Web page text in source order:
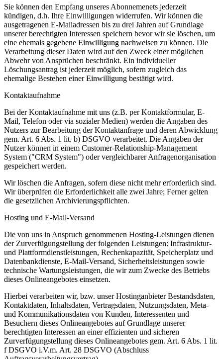
Sie können den Empfang unseres Abonnemenets jederzeit
kündigen, d.h. Ihre Einwilligungen widerrufen. Wir können die
ausgetragenen E-Mailadressen bis zu drei Jahren auf Grundlage
unserer berechtigten Interessen speichern bevor wir sie löschen, um
eine ehemals gegebene Einwilligung nachweisen zu können. Die
Verarbeitung dieser Daten wird auf den Zweck einer möglichen
Abwehr von Ansprüchen beschränkt. Ein individueller
Löschungsantrag ist jederzeit möglich, sofern zugleich das
ehemalige Bestehen einer Einwilligung bestätigt wird.
Kontaktaufnahme
Bei der Kontaktaufnahme mit uns (z.B. per Kontaktformular, E-
Mail, Telefon oder via sozialer Medien) werden die Angaben des
Nutzers zur Bearbeitung der Kontaktanfrage und deren Abwicklung
gem. Art. 6 Abs. 1 lit. b) DSGVO verarbeitet. Die Angaben der
Nutzer können in einem Customer-Relationship-Management
System ("CRM System") oder vergleichbarer Anfragenorganisation
gespeichert werden.
Wir löschen die Anfragen, sofern diese nicht mehr erforderlich sind.
Wir überprüfen die Erforderlichkeit alle zwei Jahre; Ferner gelten
die gesetzlichen Archivierungspflichten.
Hosting und E-Mail-Versand
Die von uns in Anspruch genommenen Hosting-Leistungen dienen
der Zurverfügungstellung der folgenden Leistungen: Infrastruktur-
und Plattformdienstleistungen, Rechenkapazität, Speicherplatz und
Datenbankdienste, E-Mail-Versand, Sicherheitsleistungen sowie
technische Wartungsleistungen, die wir zum Zwecke des Betriebs
dieses Onlineangebotes einsetzen.
Hierbei verarbeiten wir, bzw. unser Hostinganbieter Bestandsdaten,
Kontaktdaten, Inhaltsdaten, Vertragsdaten, Nutzungsdaten, Meta-
und Kommunikationsdaten von Kunden, Interessenten und
Besuchern dieses Onlineangebotes auf Grundlage unserer
berechtigten Interessen an einer effizienten und sicheren
Zurverfügungstellung dieses Onlineangebotes gem. Art. 6 Abs. 1 lit.
f DSGVO i.V.m. Art. 28 DSGVO (Abschluss